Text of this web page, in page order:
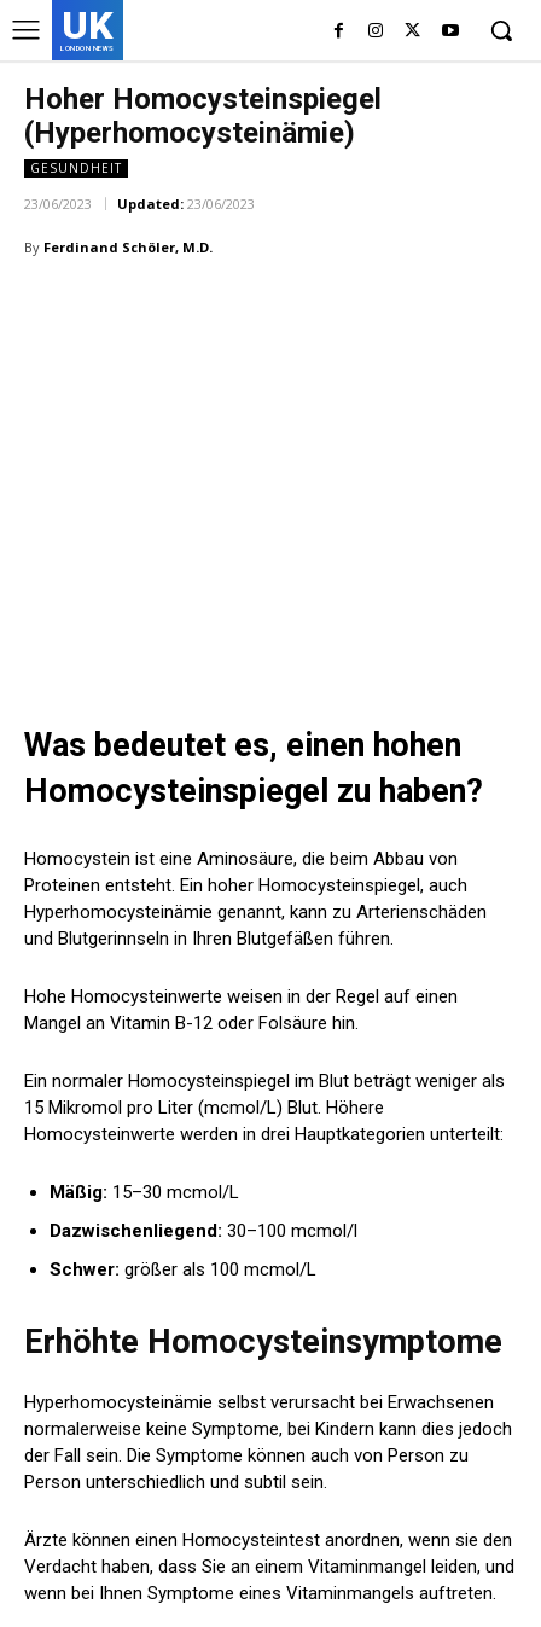
UK
LONDON NEWS
Hoher Homocysteinspiegel
(Hyperhomocysteinämie)
GESUNDHEIT
23/06/2023 Updated: 23/06/2023
By Ferdinand Schöler, M.D.
Was bedeutet es, einen hohen
Homocysteinspiegel zu haben?
Homocystein ist eine Aminosäure, die beim Abbau von
Proteinen entsteht. Ein hoher Homocysteinspiegel, auch
Hyperhomocysteinämie genannt, kann zu Arterienschäden
und Blutgerinnseln in Ihren Blutgefäßen führen.
Hohe Homocysteinwerte weisen in der Regel auf einen
Mangel an Vitamin B-12 oder Folsäure hin.
Ein normaler Homocysteinspiegel im Blut beträgt weniger als
15 Mikromol pro Liter (mcmol/L) Blut. Höhere
Homocysteinwerte werden in drei Hauptkategorien unterteilt:
Mäßig: 15–30 mcmol/L
Dazwischenliegend: 30–100 mcmol/l
Schwer: größer als 100 mcmol/L
Erhöhte Homocysteinsymptome
Hyperhomocysteinämie selbst verursacht bei Erwachsenen
normalerweise keine Symptome, bei Kindern kann dies jedoch
der Fall sein. Die Symptome können auch von Person zu
Person unterschiedlich und subtil sein.
Ärzte können einen Homocysteintest anordnen, wenn sie den
Verdacht haben, dass Sie an einem Vitaminmangel leiden, und
wenn bei Ihnen Symptome eines Vitaminmangels auftreten.